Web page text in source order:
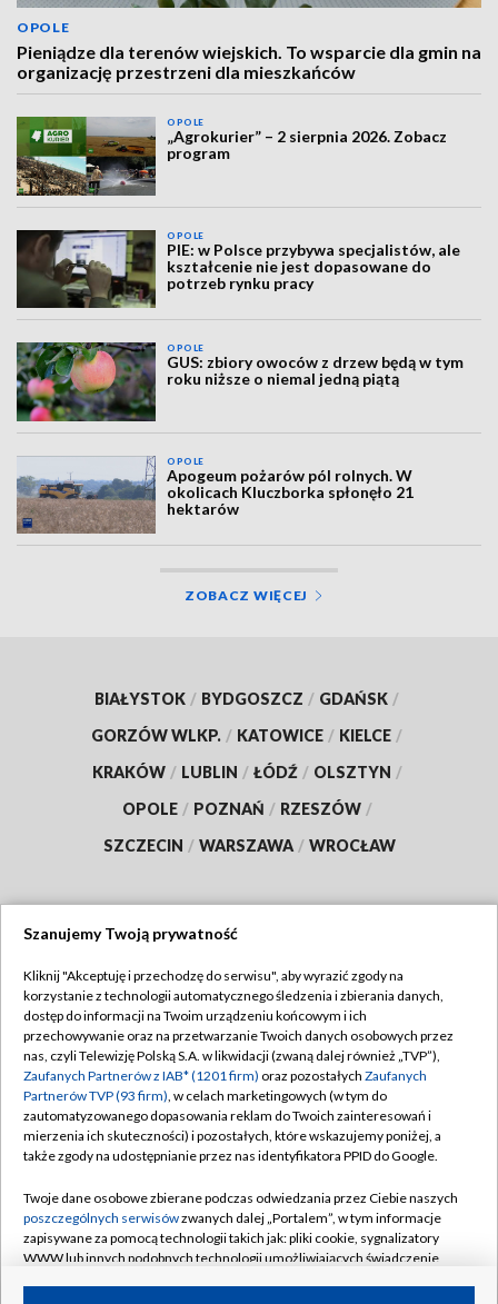
OPOLE
Pieniądze dla terenów wiejskich. To wsparcie dla gmin na
organizację przestrzeni dla mieszkańców
OPOLE
„Agrokurier” – 2 sierpnia 2026. Zobacz
program
OPOLE
PIE: w Polsce przybywa specjalistów, ale
kształcenie nie jest dopasowane do
potrzeb rynku pracy
OPOLE
GUS: zbiory owoców z drzew będą w tym
roku niższe o niemal jedną piątą
OPOLE
Apogeum pożarów pól rolnych. W
okolicach Kluczborka spłonęło 21
hektarów
ZOBACZ WIĘCEJ
BIAŁYSTOK / BYDGOSZCZ / GDAŃSK /
GORZÓW WLKP. / KATOWICE / KIELCE /
KRAKÓW / LUBLIN / ŁÓDŹ / OLSZTYN /
OPOLE / POZNAŃ / RZESZÓW /
SZCZECIN / WARSZAWA / WROCŁAW
TVP
Abonament TVP
Emisja w TVP
Centrum informacji TVP
Naziemna Telewizja Cyfrowa
Rada Programowa
System NOS
Informacje o nadawcy
Regulamin TVP
Polityka prywatności
Moje zgody
Pomoc
Kontakt
Kanały
Szanujemy Twoją prywatność
Kliknij "Akceptuję i przechodzę do serwisu", aby wyrazić zgody na
korzystanie z technologii automatycznego śledzenia i zbierania danych,
dostęp do informacji na Twoim urządzeniu końcowym i ich
przechowywanie oraz na przetwarzanie Twoich danych osobowych przez
nas, czyli Telewizję Polską S.A. w likwidacji (zwaną dalej również „TVP”),
Zaufanych Partnerów z IAB* (1201 firm) oraz pozostałych Zaufanych
Partnerów TVP (93 firm), w celach marketingowych (w tym do
zautomatyzowanego dopasowania reklam do Twoich zainteresowań i
mierzenia ich skuteczności) i pozostałych, które wskazujemy poniżej, a
także zgody na udostępnianie przez nas identyfikatora PPID do Google.
Twoje dane osobowe zbierane podczas odwiedzania przez Ciebie naszych
poszczególnych serwisówzwanych dalej „Portalem”, w tym informacje
zapisywane za pomocą technologii takich jak: pliki cookie, sygnalizatory
WWW lub innych podobnych technologii umożliwiających świadczenie